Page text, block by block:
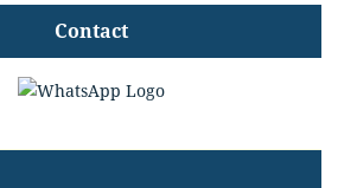
Contact